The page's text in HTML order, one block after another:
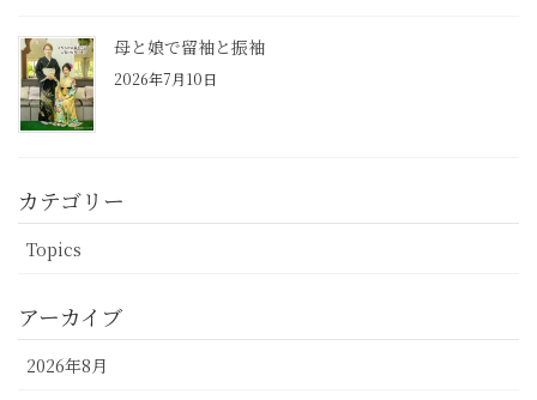
母と娘で留袖と振袖
2026年7月10日
カテゴリー
Topics
アーカイブ
2026年8月